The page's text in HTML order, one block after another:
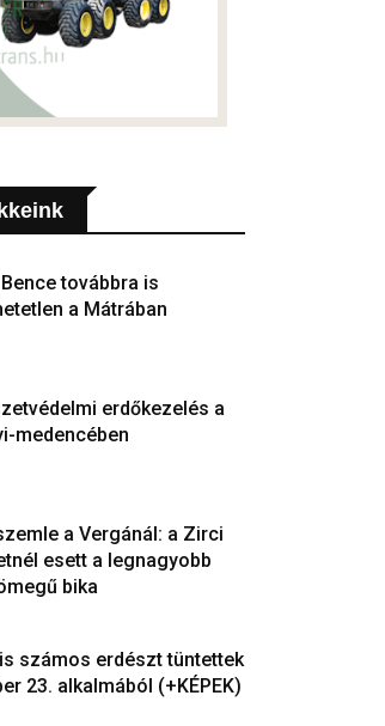
továbbra is
a Mátrában
erdőkezelés a
medencében
a Vergánál: a Zirci
esett a legnagyobb
bika
számos erdészt tüntettek
23. alkalmából (+KÉPEK)